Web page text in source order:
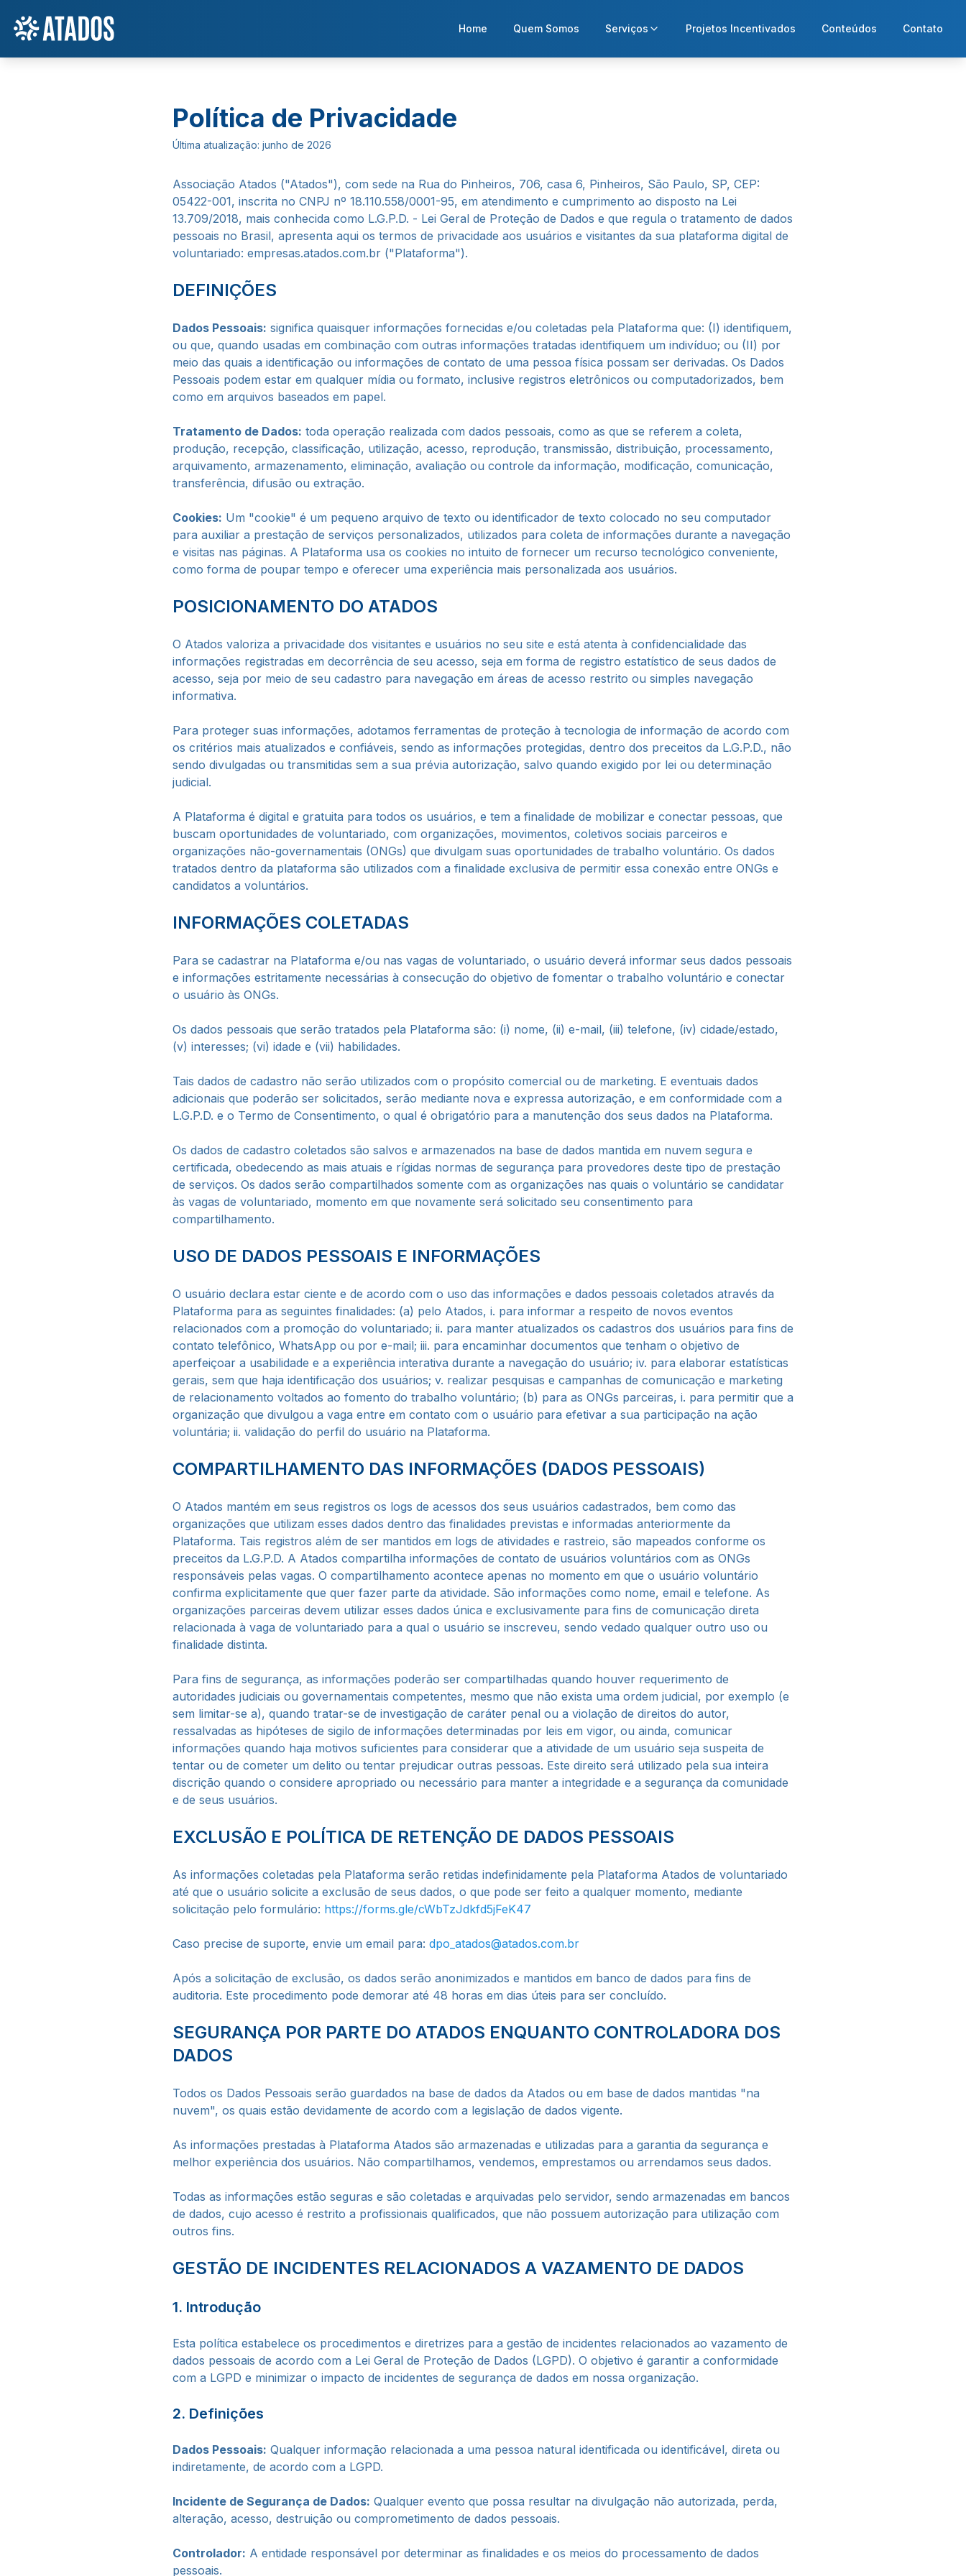
Home Quem Somos Serviços Projetos Incentivados Conteúdos Contato
Política de Privacidade
Última atualização: junho de 2026
Associação Atados ("Atados"), com sede na Rua do Pinheiros, 706, casa 6, Pinheiros, São Paulo, SP, CEP:
05422-001, inscrita no CNPJ nº 18.110.558/0001-95, em atendimento e cumprimento ao disposto na Lei
13.709/2018, mais conhecida como L.G.P.D. - Lei Geral de Proteção de Dados e que regula o tratamento de dados
pessoais no Brasil, apresenta aqui os termos de privacidade aos usuários e visitantes da sua plataforma digital de
voluntariado: empresas.atados.com.br ("Plataforma").
DEFINIÇÕES
Dados Pessoais: significa quaisquer informações fornecidas e/ou coletadas pela Plataforma que: (I) identifiquem,
ou que, quando usadas em combinação com outras informações tratadas identifiquem um indivíduo; ou (II) por
meio das quais a identificação ou informações de contato de uma pessoa física possam ser derivadas. Os Dados
Pessoais podem estar em qualquer mídia ou formato, inclusive registros eletrônicos ou computadorizados, bem
como em arquivos baseados em papel.
Tratamento de Dados: toda operação realizada com dados pessoais, como as que se referem a coleta,
produção, recepção, classificação, utilização, acesso, reprodução, transmissão, distribuição, processamento,
arquivamento, armazenamento, eliminação, avaliação ou controle da informação, modificação, comunicação,
transferência, difusão ou extração.
Cookies: Um "cookie" é um pequeno arquivo de texto ou identificador de texto colocado no seu computador
para auxiliar a prestação de serviços personalizados, utilizados para coleta de informações durante a navegação
e visitas nas páginas. A Plataforma usa os cookies no intuito de fornecer um recurso tecnológico conveniente,
como forma de poupar tempo e oferecer uma experiência mais personalizada aos usuários.
POSICIONAMENTO DO ATADOS
O Atados valoriza a privacidade dos visitantes e usuários no seu site e está atenta à confidencialidade das
informações registradas em decorrência de seu acesso, seja em forma de registro estatístico de seus dados de
acesso, seja por meio de seu cadastro para navegação em áreas de acesso restrito ou simples navegação
informativa.
Para proteger suas informações, adotamos ferramentas de proteção à tecnologia de informação de acordo com
os critérios mais atualizados e confiáveis, sendo as informações protegidas, dentro dos preceitos da L.G.P.D., não
sendo divulgadas ou transmitidas sem a sua prévia autorização, salvo quando exigido por lei ou determinação
judicial.
A Plataforma é digital e gratuita para todos os usuários, e tem a finalidade de mobilizar e conectar pessoas, que
buscam oportunidades de voluntariado, com organizações, movimentos, coletivos sociais parceiros e
organizações não-governamentais (ONGs) que divulgam suas oportunidades de trabalho voluntário. Os dados
tratados dentro da plataforma são utilizados com a finalidade exclusiva de permitir essa conexão entre ONGs e
candidatos a voluntários.
INFORMAÇÕES COLETADAS
Para se cadastrar na Plataforma e/ou nas vagas de voluntariado, o usuário deverá informar seus dados pessoais
e informações estritamente necessárias à consecução do objetivo de fomentar o trabalho voluntário e conectar
o usuário às ONGs.
Os dados pessoais que serão tratados pela Plataforma são: (i) nome, (ii) e-mail, (iii) telefone, (iv) cidade/estado,
(v) interesses; (vi) idade e (vii) habilidades.
Tais dados de cadastro não serão utilizados com o propósito comercial ou de marketing. E eventuais dados
adicionais que poderão ser solicitados, serão mediante nova e expressa autorização, e em conformidade com a
L.G.P.D. e o Termo de Consentimento, o qual é obrigatório para a manutenção dos seus dados na Plataforma.
Os dados de cadastro coletados são salvos e armazenados na base de dados mantida em nuvem segura e
certificada, obedecendo as mais atuais e rígidas normas de segurança para provedores deste tipo de prestação
de serviços. Os dados serão compartilhados somente com as organizações nas quais o voluntário se candidatar
às vagas de voluntariado, momento em que novamente será solicitado seu consentimento para
compartilhamento.
USO DE DADOS PESSOAIS E INFORMAÇÕES
O usuário declara estar ciente e de acordo com o uso das informações e dados pessoais coletados através da
Plataforma para as seguintes finalidades: (a) pelo Atados, i. para informar a respeito de novos eventos
relacionados com a promoção do voluntariado; ii. para manter atualizados os cadastros dos usuários para fins de
contato telefônico, WhatsApp ou por e-mail; iii. para encaminhar documentos que tenham o objetivo de
aperfeiçoar a usabilidade e a experiência interativa durante a navegação do usuário; iv. para elaborar estatísticas
gerais, sem que haja identificação dos usuários; v. realizar pesquisas e campanhas de comunicação e marketing
de relacionamento voltados ao fomento do trabalho voluntário; (b) para as ONGs parceiras, i. para permitir que a
organização que divulgou a vaga entre em contato com o usuário para efetivar a sua participação na ação
voluntária; ii. validação do perfil do usuário na Plataforma.
COMPARTILHAMENTO DAS INFORMAÇÕES (DADOS PESSOAIS)
O Atados mantém em seus registros os logs de acessos dos seus usuários cadastrados, bem como das
organizações que utilizam esses dados dentro das finalidades previstas e informadas anteriormente da
Plataforma. Tais registros além de ser mantidos em logs de atividades e rastreio, são mapeados conforme os
preceitos da L.G.P.D. A Atados compartilha informações de contato de usuários voluntários com as ONGs
responsáveis pelas vagas. O compartilhamento acontece apenas no momento em que o usuário voluntário
confirma explicitamente que quer fazer parte da atividade. São informações como nome, email e telefone. As
organizações parceiras devem utilizar esses dados única e exclusivamente para fins de comunicação direta
relacionada à vaga de voluntariado para a qual o usuário se inscreveu, sendo vedado qualquer outro uso ou
finalidade distinta.
Para fins de segurança, as informações poderão ser compartilhadas quando houver requerimento de
autoridades judiciais ou governamentais competentes, mesmo que não exista uma ordem judicial, por exemplo (e
sem limitar-se a), quando tratar-se de investigação de caráter penal ou a violação de direitos do autor,
ressalvadas as hipóteses de sigilo de informações determinadas por leis em vigor, ou ainda, comunicar
informações quando haja motivos suficientes para considerar que a atividade de um usuário seja suspeita de
tentar ou de cometer um delito ou tentar prejudicar outras pessoas. Este direito será utilizado pela sua inteira
discrição quando o considere apropriado ou necessário para manter a integridade e a segurança da comunidade
e de seus usuários.
EXCLUSÃO E POLÍTICA DE RETENÇÃO DE DADOS PESSOAIS
As informações coletadas pela Plataforma serão retidas indefinidamente pela Plataforma Atados de voluntariado
até que o usuário solicite a exclusão de seus dados, o que pode ser feito a qualquer momento, mediante
solicitação pelo formulário: https://forms.gle/cWbTzJdkfd5jFeK47
Caso precise de suporte, envie um email para: dpo_atados@atados.com.br
Após a solicitação de exclusão, os dados serão anonimizados e mantidos em banco de dados para fins de
auditoria. Este procedimento pode demorar até 48 horas em dias úteis para ser concluído.
SEGURANÇA POR PARTE DO ATADOS ENQUANTO CONTROLADORA DOS
DADOS
Todos os Dados Pessoais serão guardados na base de dados da Atados ou em base de dados mantidas "na
nuvem", os quais estão devidamente de acordo com a legislação de dados vigente.
As informações prestadas à Plataforma Atados são armazenadas e utilizadas para a garantia da segurança e
melhor experiência dos usuários. Não compartilhamos, vendemos, emprestamos ou arrendamos seus dados.
Todas as informações estão seguras e são coletadas e arquivadas pelo servidor, sendo armazenadas em bancos
de dados, cujo acesso é restrito a profissionais qualificados, que não possuem autorização para utilização com
outros fins.
GESTÃO DE INCIDENTES RELACIONADOS A VAZAMENTO DE DADOS
1. Introdução
Esta política estabelece os procedimentos e diretrizes para a gestão de incidentes relacionados ao vazamento de
dados pessoais de acordo com a Lei Geral de Proteção de Dados (LGPD). O objetivo é garantir a conformidade
com a LGPD e minimizar o impacto de incidentes de segurança de dados em nossa organização.
2. Definições
Dados Pessoais: Qualquer informação relacionada a uma pessoa natural identificada ou identificável, direta ou
indiretamente, de acordo com a LGPD.
Incidente de Segurança de Dados: Qualquer evento que possa resultar na divulgação não autorizada, perda,
alteração, acesso, destruição ou comprometimento de dados pessoais.
Controlador: A entidade responsável por determinar as finalidades e os meios do processamento de dados
pessoais.